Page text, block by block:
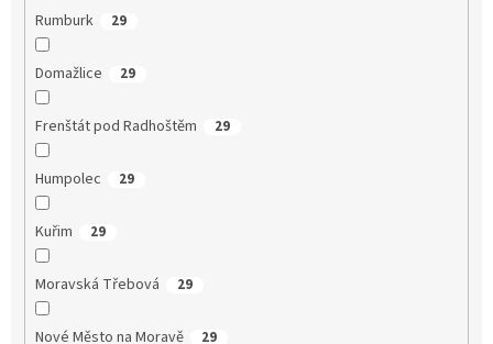
Rumburk 29
Domažlice 29
Frenštát pod Radhoštěm 29
Humpolec 29
Kuřim 29
Moravská Třebová 29
Nové Město na Moravě 29